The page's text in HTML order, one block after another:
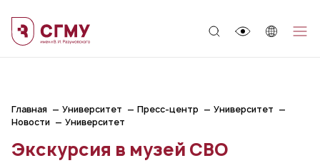
Главная Университет Пресс-центр
Университет
Новости
Университет
Экскурсия в музей СВО